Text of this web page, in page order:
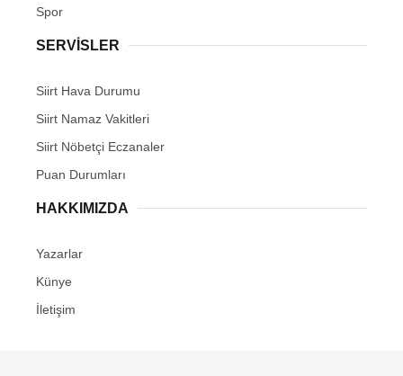
Spor
SERVİSLER
Siirt Hava Durumu
Siirt Namaz Vakitleri
Siirt Nöbetçi Eczanaler
Puan Durumları
HAKKIMIZDA
Yazarlar
Künye
İletişim